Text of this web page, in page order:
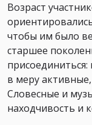
Возраст
чтобы им было
старшее
в меру
Словесные и
находчивость и